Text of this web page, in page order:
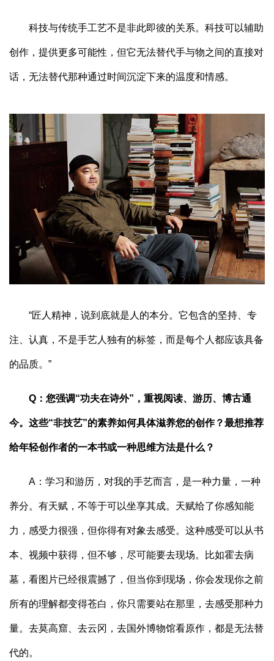
科技与传统手工艺不是非此即彼的关系。科技可以辅助
创作，提供更多可能性，但它无法替代手与物之间的直接对
话，无法替代那种通过时间沉淀下来的温度和情感。
“匠人精神，说到底就是人的本分。它包含的坚持、专
注、认真，不是手艺人独有的标签，而是每个人都应该具备
的品质。”
Q：您强调“功夫在诗外”，重视阅读、游历、博古通
今。这些“非技艺”的素养如何具体滋养您的创作？最想推荐
给年轻创作者的一本书或一种思维方法是什么？
A：学习和游历，对我的手艺而言，是一种力量，一种
养分。有天赋，不等于可以坐享其成。天赋给了你感知能
力，感受力很强，但你得有对象去感受。这种感受可以从书
本、视频中获得，但不够，尽可能要去现场。比如霍去病
墓，看图片已经很震撼了，但当你到现场，你会发现你之前
所有的理解都变得苍白，你只需要站在那里，去感受那种力
量。去莫高窟、去云冈，去国外博物馆看原作，都是无法替
代的。